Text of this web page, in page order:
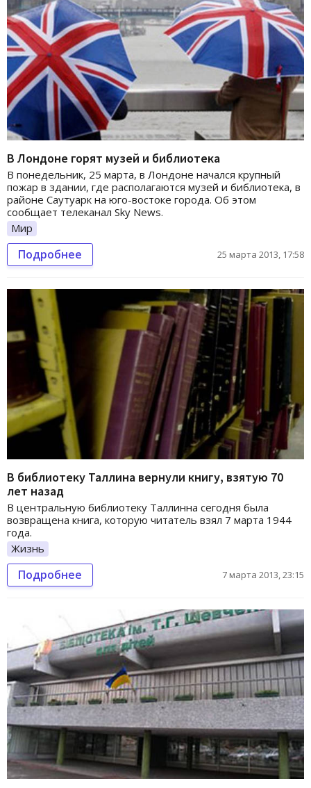
В Лондоне горят музей и библиотека
В понедельник, 25 марта, в Лондоне начался крупный
пожар в здании, где располагаются музей и библиотека, в
районе Саутуарк на юго-востоке города. Об этом
сообщает телеканал Sky News.
Мир
Подробнее 25 марта 2013, 17:58
В библиотеку Таллина вернули книгу, взятую 70
лет назад
В центральную библиотеку Таллинна сегодня была
возвращена книга, которую читатель взял 7 марта 1944
года.
Жизнь
Подробнее 7 марта 2013, 23:15